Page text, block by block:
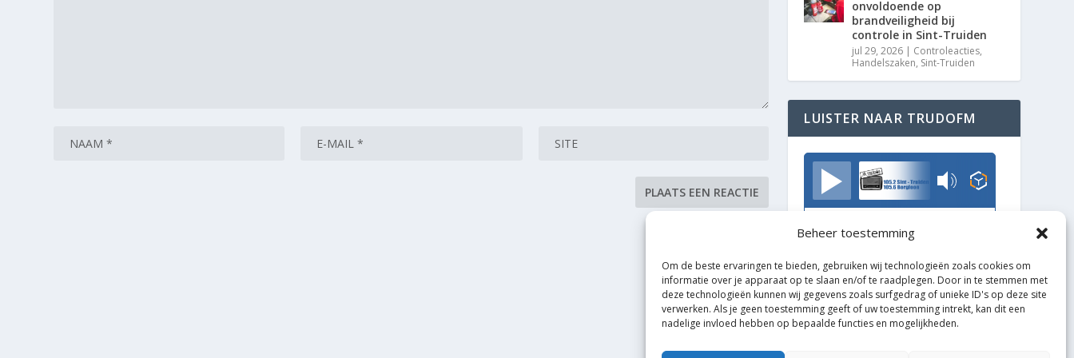
Beheer toestemming
Om de beste ervaringen te bieden, gebruiken wij technologieën zoals cookies om
informatie over je apparaat op te slaan en/of te raadplegen. Door in te stemmen met
deze technologieën kunnen wij gegevens zoals surfgedrag of unieke ID's op deze site
verwerken. Als je geen toestemming geeft of uw toestemming intrekt, kan dit een
nadelige invloed hebben op bepaalde functies en mogelijkheden.
onvoldoende op
brandveiligheid bij
controle in Sint-Truiden
jul 29, 2026 | Controleacties,
Handelszaken, Sint-Truiden
LUISTER NAAR TRUDOFM
TrudoFM